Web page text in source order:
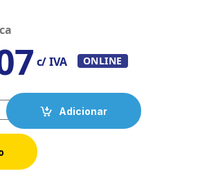
c/ IVA ONLINE
Adicionar